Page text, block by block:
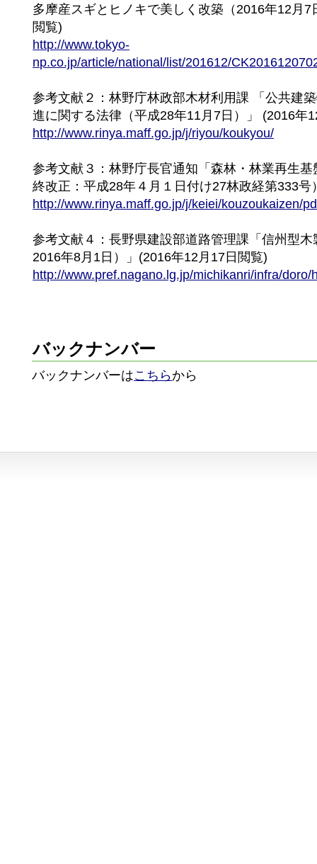
多摩産スギとヒノキで美しく改築（2016年12月
閲覧)
http://www.tokyo-
np.co.jp/article/national/list/201612/
参考文献２：林野庁林政部木材利用課 「公共建
進に関する法律（平成28年11月7日）」 (2016年
http://www.rinya.maff.go.jp/j/riyou/koukyou/
参考文献３：林野庁長官通知「森林・林業再生
終改正：平成28年４月１日付け27林政経第333
http://www.rinya.maff.go.jp/j/keiei/kouzoukaizen/
参考文献４：長野県建設部道路管理課「信州型
2016年8月1日）」(2016年12月17日閲覧)
http://www.pref.nagano.lg.jp/michikanri/infra/
バックナンバー
バックナンバーはこちらから